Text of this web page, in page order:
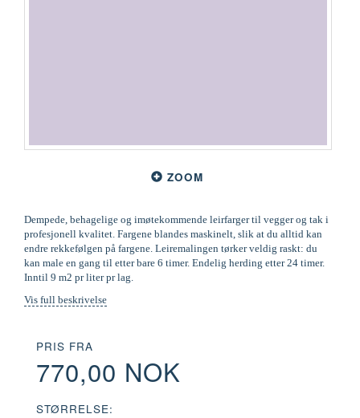
ZOOM
Dempede, behagelige og imøtekommende leirfarger til vegger og tak i
profesjonell kvalitet. Fargene blandes maskinelt, slik at du alltid kan
endre rekkefølgen på fargene. Leiremalingen tørker veldig raskt: du
kan male en gang til etter bare 6 timer. Endelig herding etter 24 timer.
Inntil 9 m2 pr liter pr lag.
Vis full beskrivelse
PRIS FRA
770,00 NOK
STØRRELSE: